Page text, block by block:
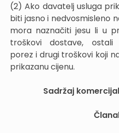
(2) Ako davatelj usluga
biti jasno i nedvosmisleno
mora naznačiti jesu li u
troškovi dostave, ostali
porez i drugi troškovi koji
prikazanu cijenu.
Sadržaj